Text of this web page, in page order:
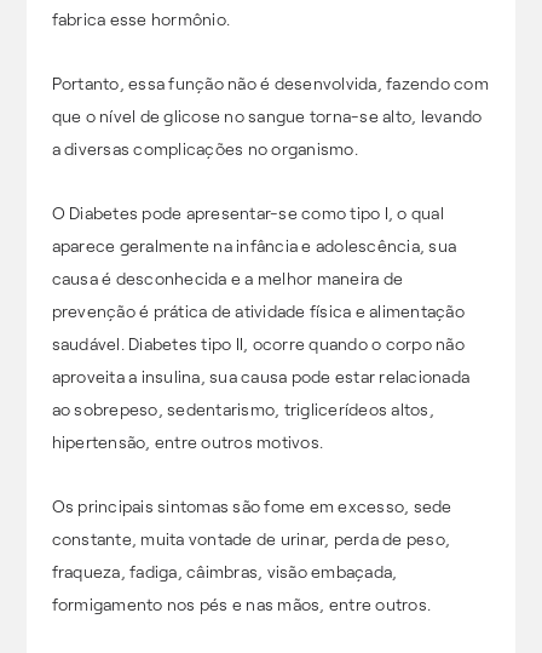
fabrica esse hormônio.
Portanto, essa função não é desenvolvida, fazendo com
que o nível de glicose no sangue torna-se alto, levando
a diversas complicações no organismo.
O Diabetes pode apresentar-se como tipo I, o qual
aparece geralmente na infância e adolescência, sua
causa é desconhecida e a melhor maneira de
prevenção é prática de atividade física e alimentação
saudável. Diabetes tipo II, ocorre quando o corpo não
aproveita a insulina, sua causa pode estar relacionada
ao sobrepeso, sedentarismo, triglicerídeos altos,
hipertensão, entre outros motivos.
Os principais sintomas são fome em excesso, sede
constante, muita vontade de urinar, perda de peso,
fraqueza, fadiga, câimbras, visão embaçada,
formigamento nos pés e nas mãos, entre outros.